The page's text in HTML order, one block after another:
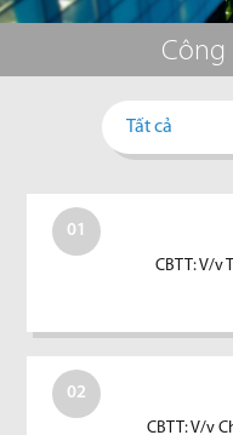
Công
Tất cả
01
CBTT: V/v
02
CBTT: V/v